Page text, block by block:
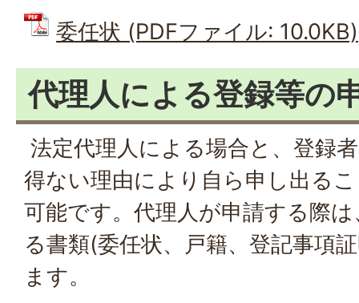
委任状 (PDFファイル: 10.0KB)
代理人による登録等の
法定代理人による場合と、登録
得ない理由により自ら申し出る
可能です。代理人が申請する際
る書類(委任状、戸籍、登記事項
ます。